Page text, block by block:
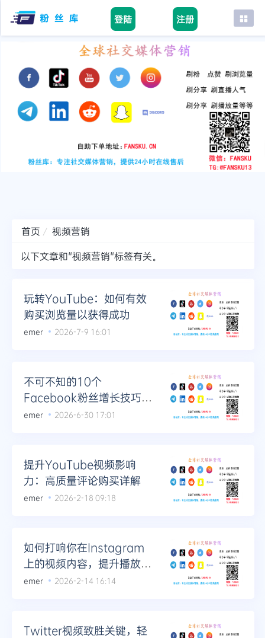
登陆 注册
首页
tiktok
youtube
instagram
首页
视频营销
以下文章和"视频营销"标签有关。
玩转YouTube：如何有效
购买浏览量以获得成功
emer 2026-7-9 16:01
不可不知的10个
Facebook粉丝增长技巧，
助您成功！
emer 2026-6-30 17:01
提升YouTube视频影响
力：高质量评论购买详解
emer 2026-2-18 09:18
如何打响你在Instagram
上的视频内容，提升播放量
技巧
emer 2026-2-14 16:14
Twitter视频致胜关键，轻